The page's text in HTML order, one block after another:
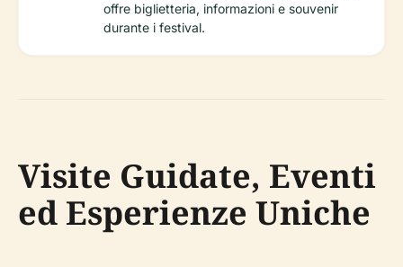
offre biglietteria, informazioni e souvenir
durante i festival.
Visite Guidate, Eventi
ed Esperienze Uniche